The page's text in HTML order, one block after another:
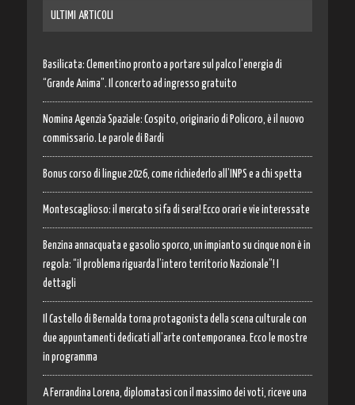
ULTIMI ARTICOLI
Basilicata: Clementino pronto a portare sul palco l’energia di
“Grande Anima”. Il concerto ad ingresso gratuito
Nomina Agenzia Spaziale: Cospito, originario di Policoro, è il nuovo
commissario. Le parole di Bardi
Bonus corso di lingue 2026, come richiederlo all’INPS e a chi spetta
Montescaglioso: il mercato si fa di sera! Ecco orari e vie interessate
Benzina annacquata e gasolio sporco, un impianto su cinque non è in
regola: “il problema riguarda l’intero territorio Nazionale”! I
dettagli
Il Castello di Bernalda torna protagonista della scena culturale con
due appuntamenti dedicati all’arte contemporanea. Ecco le mostre
in programma
A Ferrandina Lorena, diplomatasi con il massimo dei voti, riceve una